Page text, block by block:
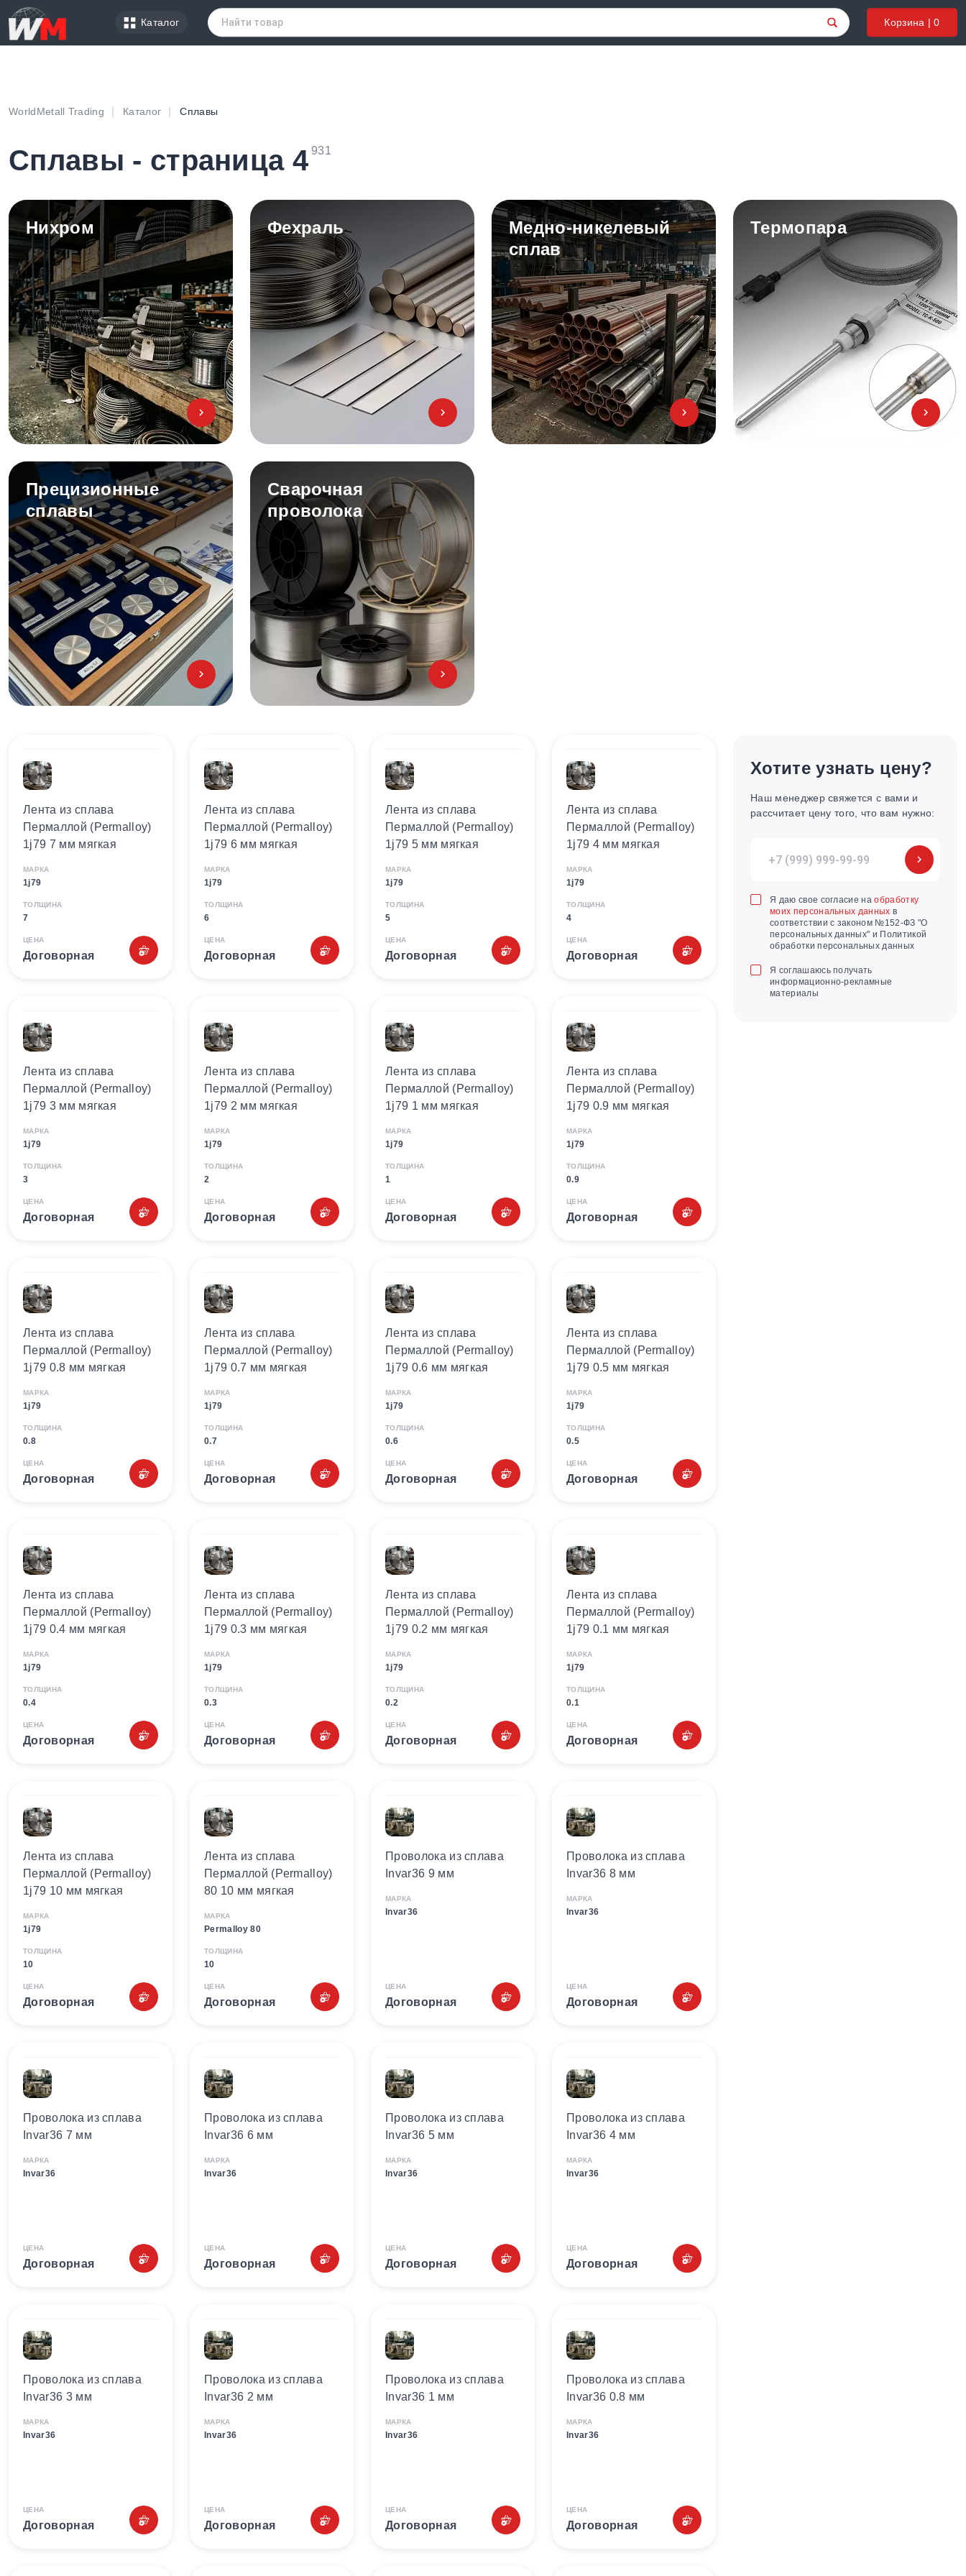
Каталог Корзина |0
WorldMetall Trading Каталог Сплавы
Сплавы - страница 4 931
Нихром Фехраль
Медно-никелевый
сплав
Термопара
Прецизионные
сплавы
Сварочная
проволока
Лента из сплава
Пермаллой (Permalloy)
1j79 7 мм мягкая
МАРКА
1j79
ТОЛЩИНА
7
ЦЕНА
Договорная
Лента из сплава
Пермаллой (Permalloy)
1j79 6 мм мягкая
МАРКА
1j79
ТОЛЩИНА
6
ЦЕНА
Договорная
Лента из сплава
Пермаллой (Permalloy)
1j79 5 мм мягкая
МАРКА
1j79
ТОЛЩИНА
5
ЦЕНА
Договорная
Лента из сплава
Пермаллой (Permalloy)
1j79 4 мм мягкая
МАРКА
1j79
ТОЛЩИНА
4
ЦЕНА
Договорная
Лента из сплава
Пермаллой (Permalloy)
1j79 3 мм мягкая
МАРКА
1j79
ТОЛЩИНА
3
ЦЕНА
Договорная
Лента из сплава
Пермаллой (Permalloy)
1j79 2 мм мягкая
МАРКА
1j79
ТОЛЩИНА
2
ЦЕНА
Договорная
Лента из сплава
Пермаллой (Permalloy)
1j79 1 мм мягкая
МАРКА
1j79
ТОЛЩИНА
1
ЦЕНА
Договорная
Лента из сплава
Пермаллой (Permalloy)
1j79 0.9 мм мягкая
МАРКА
1j79
ТОЛЩИНА
0.9
ЦЕНА
Договорная
Лента из сплава
Пермаллой (Permalloy)
1j79 0.8 мм мягкая
МАРКА
1j79
ТОЛЩИНА
0.8
ЦЕНА
Договорная
Лента из сплава
Пермаллой (Permalloy)
1j79 0.7 мм мягкая
МАРКА
1j79
ТОЛЩИНА
0.7
ЦЕНА
Договорная
Лента из сплава
Пермаллой (Permalloy)
1j79 0.6 мм мягкая
МАРКА
1j79
ТОЛЩИНА
0.6
ЦЕНА
Договорная
Лента из сплава
Пермаллой (Permalloy)
1j79 0.5 мм мягкая
МАРКА
1j79
ТОЛЩИНА
0.5
ЦЕНА
Договорная
Лента из сплава
Пермаллой (Permalloy)
1j79 0.4 мм мягкая
МАРКА
1j79
ТОЛЩИНА
0.4
ЦЕНА
Договорная
Лента из сплава
Пермаллой (Permalloy)
1j79 0.3 мм мягкая
МАРКА
1j79
ТОЛЩИНА
0.3
ЦЕНА
Договорная
Лента из сплава
Пермаллой (Permalloy)
1j79 0.2 мм мягкая
МАРКА
1j79
ТОЛЩИНА
0.2
ЦЕНА
Договорная
Лента из сплава
Пермаллой (Permalloy)
1j79 0.1 мм мягкая
МАРКА
1j79
ТОЛЩИНА
0.1
ЦЕНА
Договорная
Лента из сплава
Пермаллой (Permalloy)
1j79 10 мм мягкая
МАРКА
1j79
ТОЛЩИНА
10
ЦЕНА
Договорная
Лента из сплава
Пермаллой (Permalloy)
80 10 мм мягкая
МАРКА
Permalloy 80
ТОЛЩИНА
10
ЦЕНА
Договорная
Проволока из сплава
Invar36 9 мм
МАРКА
Invar36
ЦЕНА
Договорная
Проволока из сплава
Invar36 8 мм
МАРКА
Invar36
ЦЕНА
Договорная
Проволока из сплава
Invar36 7 мм
МАРКА
Invar36
ЦЕНА
Договорная
Проволока из сплава
Invar36 6 мм
МАРКА
Invar36
ЦЕНА
Договорная
Проволока из сплава
Invar36 5 мм
МАРКА
Invar36
ЦЕНА
Договорная
Проволока из сплава
Invar36 4 мм
МАРКА
Invar36
ЦЕНА
Договорная
Проволока из сплава
Invar36 3 мм
МАРКА
Invar36
ЦЕНА
Договорная
Проволока из сплава
Invar36 2 мм
МАРКА
Invar36
ЦЕНА
Договорная
Проволока из сплава
Invar36 1 мм
МАРКА
Invar36
ЦЕНА
Договорная
Проволока из сплава
Invar36 0.8 мм
МАРКА
Invar36
ЦЕНА
Договорная
Хотите узнать цену?
Наш менеджер свяжется с вами и
рассчитает цену того, что вам нужно:
Я даю свое согласие наобработку
моих персональных данных в
соответствии с законом №152-ФЗ "О
персональных данных" и Политикой
обработки персональных данных
Я соглашаюсь получать
информационно-рекламные
материалы